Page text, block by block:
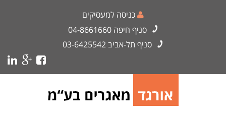
כניסה למעסיקים
סניף חיפה 04-8661660
סניף תל-אביב03-6425542